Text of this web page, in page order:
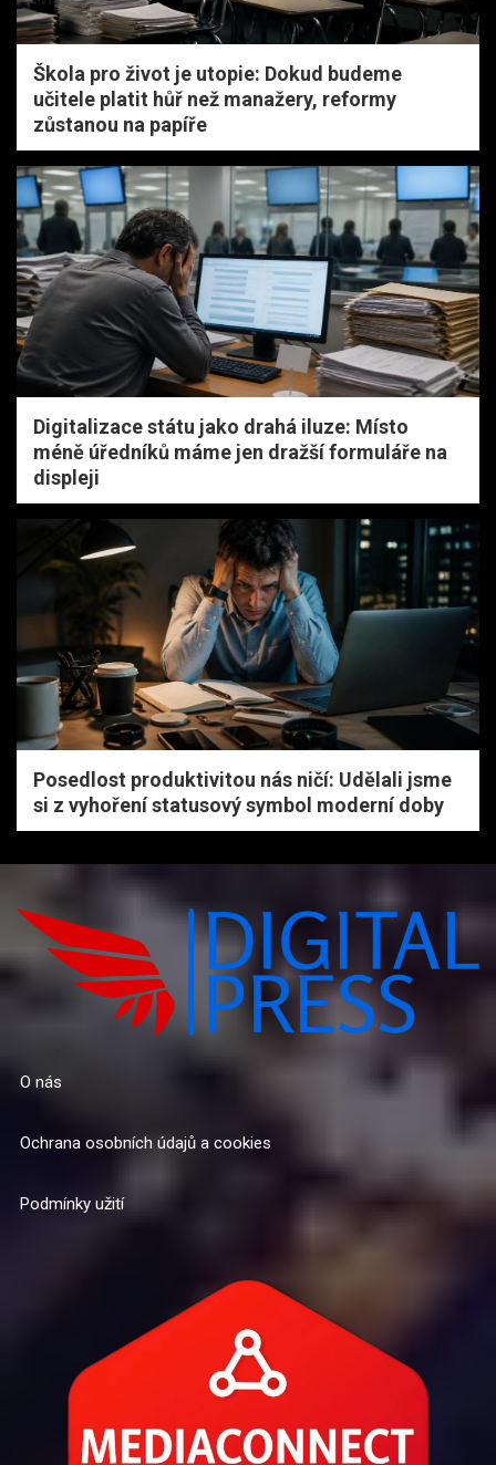
Škola pro život je utopie: Dokud budeme
učitele platit hůř než manažery, reformy
zůstanou na papíře
Digitalizace státu jako drahá iluze: Místo
méně úředníků máme jen dražší formuláře na
displeji
Posedlost produktivitou nás ničí: Udělali jsme
si z vyhoření statusový symbol moderní doby
O nás
Ochrana osobních údajů a cookies
Podmínky užití